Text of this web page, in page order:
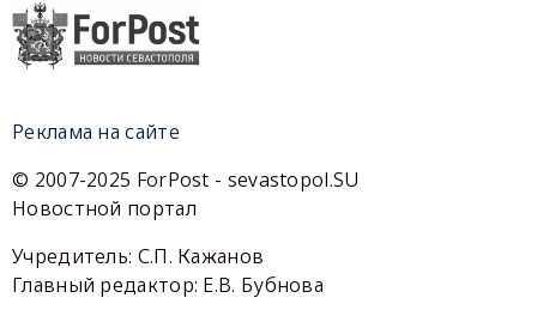
Реклама на сайте
© 2007-2025 ForPost - sevastopol.SU
Новостной портал
Учредитель: С.П. Кажанов
Главный редактор: Е.В. Бубнова